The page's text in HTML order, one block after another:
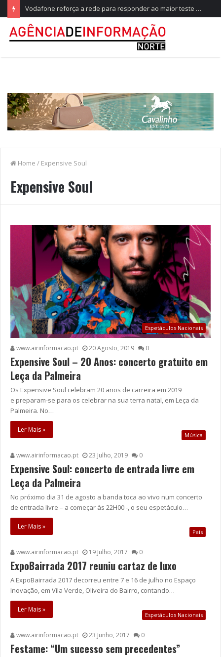
Vodafone reforça a rede para responder ao maior teste do ano, no Festival de Paredes de Coura
Home / Expensive Soul
Expensive Soul
Espetáculos Nacionais
www.airinformacao.pt 20 Agosto, 2019 0
Expensive Soul – 20 Anos: concerto gratuito em
Leça da Palmeira
Os Expensive Soul celebram 20 anos de carreira em 2019
e preparam-se para os celebrar na sua terra natal, em Leça da
Palmeira. No…
Ler Mais »
Música
www.airinformacao.pt 23 Julho, 2019 0
Expensive Soul: concerto de entrada livre em
Leça da Palmeira
No próximo dia 31 de agosto a banda toca ao vivo num concerto
de entrada livre – a começar às 22H00 -, o seu espetáculo…
Ler Mais »
País
www.airinformacao.pt 19 Julho, 2017 0
ExpoBairrada 2017 reuniu cartaz de luxo
A ExpoBairrada 2017 decorreu entre 7 e 16 de julho no Espaço
Inovação, em Vila Verde, Oliveira do Bairro, contando…
Ler Mais »
Espetáculos Nacionais
www.airinformacao.pt 23 Junho, 2017 0
Festame: “Um sucesso sem precedentes”